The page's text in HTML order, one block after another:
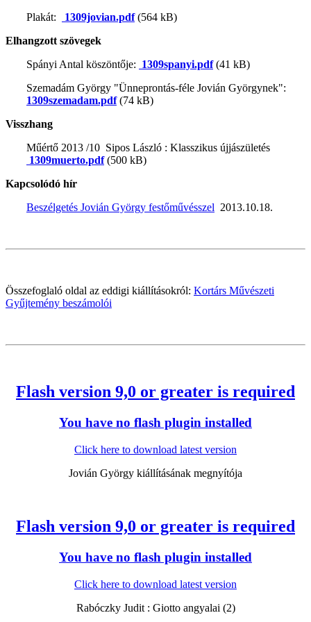
Plakát: 1309jovian.pdf(564 kB)
Elhangzott szövegek
Spányi Antal köszöntője: 1309spanyi.pdf(41 kB)
Szemadám György "Ünneprontás-féle Jovián Györgynek":
1309szemadam.pdf(74 kB)
Visszhang
Műértő 2013 /10 Sipos László : Klasszikus újjászületés
1309muerto.pdf(500 kB)
Kapcsolódó hír
Beszélgetés Jovián György festőművésszel 2013.10.18.
Összefoglaló oldal az eddigi kiállításokról: Kortárs Művészeti
Gyűjtemény beszámolói
Flash version 9,0 or greater is required
You have no flash plugin installed
Click here to download latest version
Jovián György kiállításának megnyítója
Flash version 9,0 or greater is required
You have no flash plugin installed
Click here to download latest version
Rabóczky Judit : Giotto angyalai (2)